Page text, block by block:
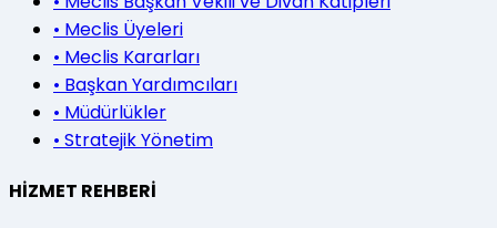
• Meclis Üyeleri
• Meclis Kararları
• Başkan Yardımcıları
• Müdürlükler
• Stratejik Yönetim
HİZMET REHBERİ